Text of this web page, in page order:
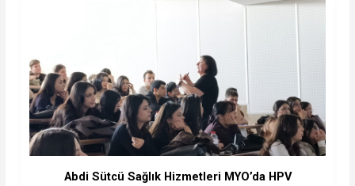
Abdi Sütcü Sağlık Hizmetleri MYO’da HPV